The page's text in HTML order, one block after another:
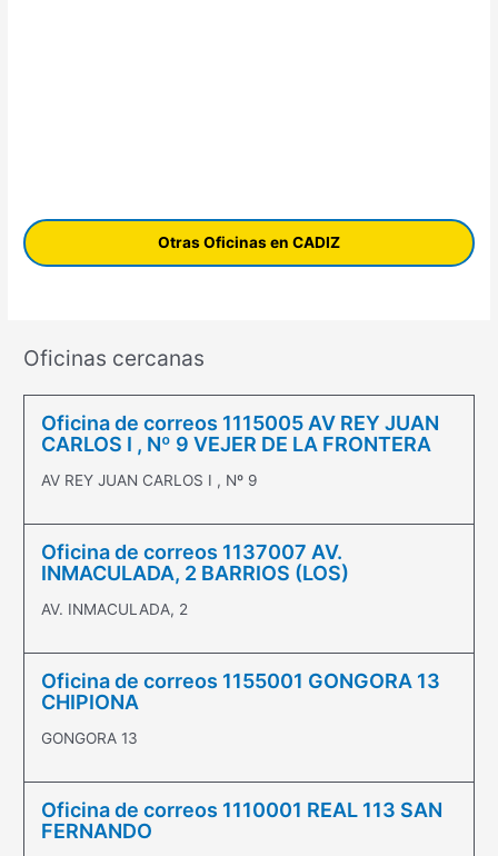
Otras Oficinas en CADIZ
Oficinas cercanas
Oficina de correos 1115005 AV REY JUAN
CARLOS I , Nº 9 VEJER DE LA FRONTERA
AV REY JUAN CARLOS I , Nº 9
Oficina de correos 1137007 AV.
INMACULADA, 2 BARRIOS (LOS)
AV. INMACULADA, 2
Oficina de correos 1155001 GONGORA 13
CHIPIONA
GONGORA 13
Oficina de correos 1110001 REAL 113 SAN
FERNANDO